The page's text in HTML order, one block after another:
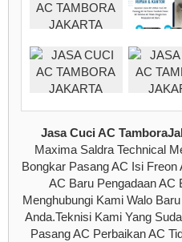
Jasa Cuci AC
Maxima Saldra Technical
Bongkar Pasang AC Isi
AC Baru Pengadaan AC
Menghubungi Kami Walo
Anda.Teknisi Kami Yang
Pasang AC Perbaikan AC